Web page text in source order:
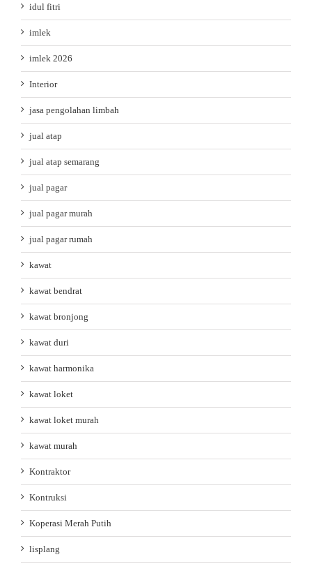
idul fitri
imlek
imlek 2026
Interior
jasa pengolahan limbah
jual atap
jual atap semarang
jual pagar
jual pagar murah
jual pagar rumah
kawat
kawat bendrat
kawat bronjong
kawat duri
kawat harmonika
kawat loket
kawat loket murah
kawat murah
Kontraktor
Kontruksi
Koperasi Merah Putih
lisplang